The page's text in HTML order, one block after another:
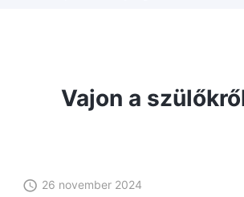
Vajon a
26 november 2024